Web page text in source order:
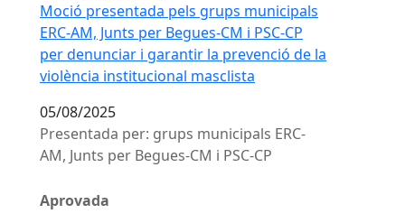
Moció presentada pels grups municipals
ERC-AM, Junts per Begues-CM i PSC-CP
per denunciar i garantir la prevenció de la
violència institucional masclista
05/08/2025
Presentada per: grups municipals ERC-
AM, Junts per Begues-CM i PSC-CP
Aprovada